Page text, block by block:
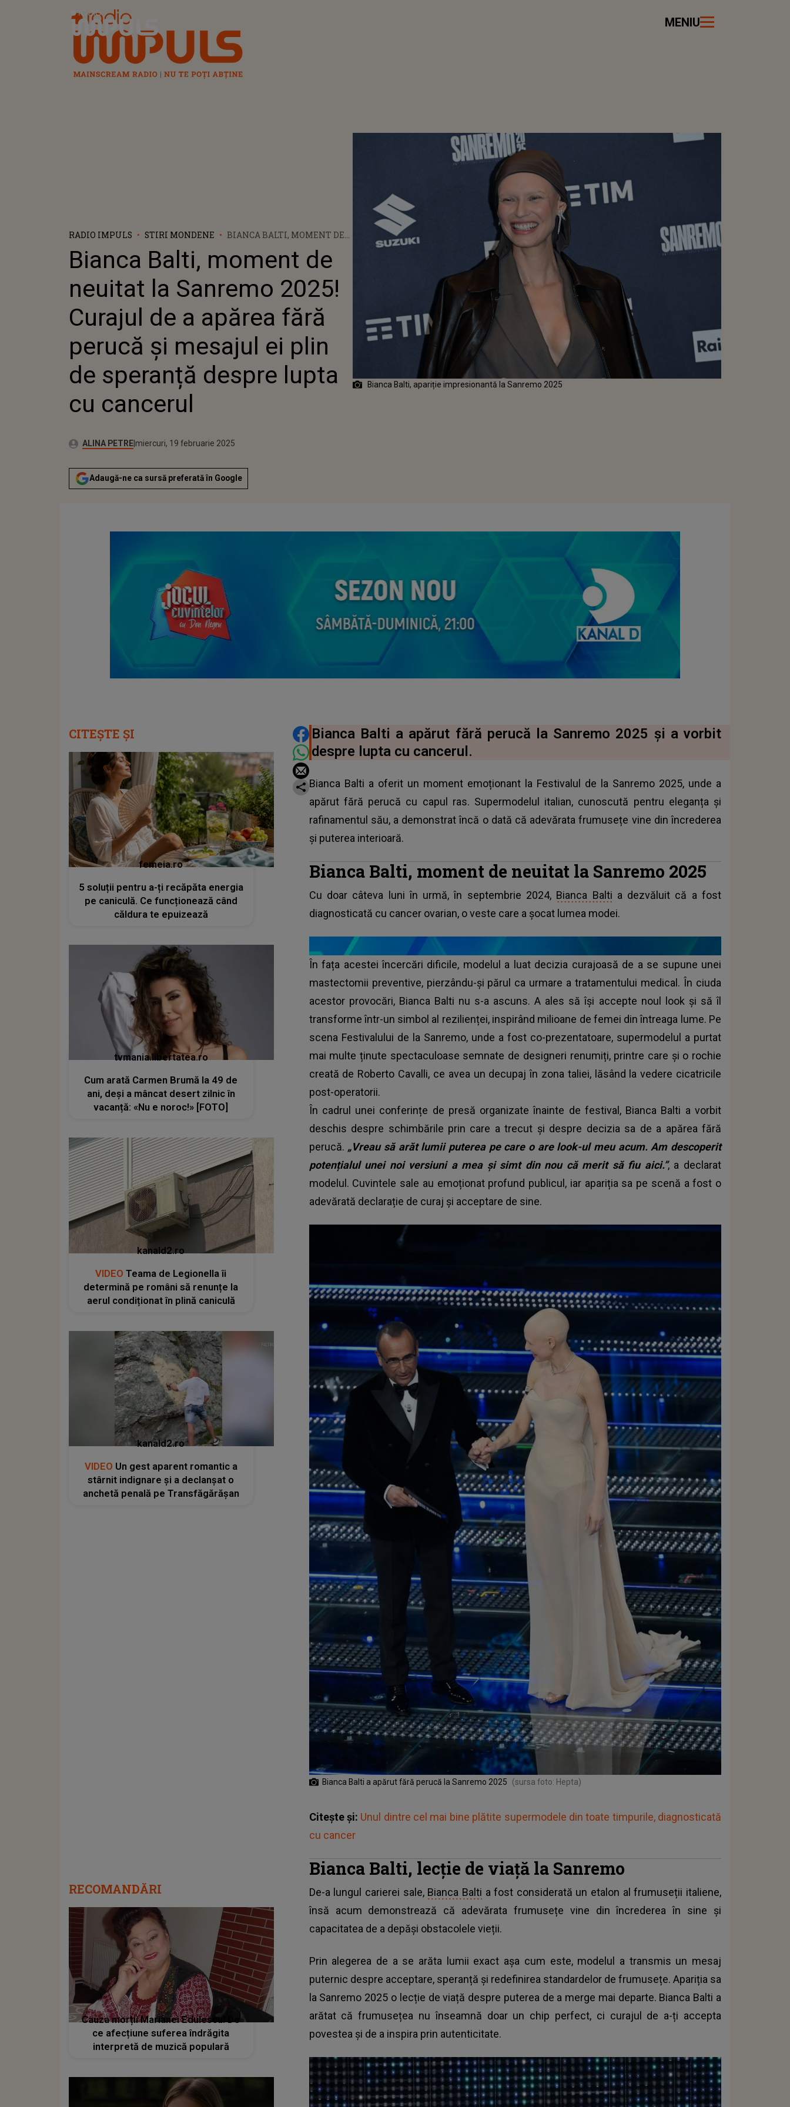
Radio Impuls MENIU
RADIO IMPULS STIRI MONDENE
BIANCA BALTI, MOMENT DE
CURAJUL DE A APĂREA FĂRĂ
PERUCĂ ȘI MESAJUL EI PLIN
DE SPERANȚĂ DESPRE LUPTA
CU CANCERUL
Bianca Balti, moment de
neuitat la Sanremo 2025!
Curajul de a apărea fără
perucă și mesajul ei plin
de speranță despre lupta
cu cancerul
Autor:ALINA PETREPublicat:
miercuri, 19 februarie 2025
Actualizat:
miercuri, 19 februarie 2025
Adaugă-ne ca sursă preferată în Google
Bianca Balti, apariție impresionantă la Sanremo 2025
DISTRIBUIE ARTICOLUL
Bianca Balti a apărut fără perucă la Sanremo 2025 și a vorbit
despre lupta cu cancerul.
Bianca Balti a oferit un moment emoționant la Festivalul de la Sanremo 2025, unde a
apărut fără perucă cu capul ras. Supermodelul italian, cunoscută pentru eleganța și
rafinamentul său, a demonstrat încă o dată că adevărata frumusețe vine din încrederea
și puterea interioară.
Bianca Balti, moment de neuitat la Sanremo 2025
Cu doar câteva luni în urmă, în septembrie 2024, Bianca Balti a dezvăluit că a fost
diagnosticată cu cancer ovarian, o veste care a șocat lumea modei.
În fața acestei încercări dificile, modelul a luat decizia curajoasă de a se supune unei
mastectomii preventive, pierzându-și părul ca urmare a tratamentului medical. În ciuda
acestor provocări, Bianca Balti nu s-a ascuns. A ales să își accepte noul look și să îl
transforme într-un simbol al rezilienței, inspirând milioane de femei din întreaga lume. Pe
scena Festivalului de la Sanremo, unde a fost co-prezentatoare, supermodelul a purtat
mai multe ținute spectaculoase semnate de designeri renumiți, printre care și o rochie
creată de Roberto Cavalli, ce avea un decupaj în zona taliei, lăsând la vedere cicatricile
post-operatorii.
În cadrul unei conferințe de presă organizate înainte de festival, Bianca Balti a vorbit
deschis despre schimbările prin care a trecut și despre decizia sa de a apărea fără
perucă. „Vreau să arăt lumii puterea pe care o are look-ul meu acum. Am descoperit
potențialul unei noi versiuni a mea și simt din nou că merit să fiu aici.”, a declarat
modelul. Cuvintele sale au emoționat profund publicul, iar apariția sa pe scenă a fost o
adevărată declarație de curaj și acceptare de sine.
Bianca Balti a apărut fără perucă la Sanremo 2025 (sursa foto: Hepta)
Citește și: Unul dintre cel mai bine plătite supermodele din toate timpurile, diagnosticată
cu cancer
Bianca Balti, lecție de viață la Sanremo
De-a lungul carierei sale, Bianca Balti a fost considerată un etalon al frumuseții italiene,
însă acum demonstrează că adevărata frumusețe vine din încrederea în sine și
capacitatea de a depăși obstacolele vieții.
Prin alegerea de a se arăta lumii exact așa cum este, modelul a transmis un mesaj
puternic despre acceptare, speranță și redefinirea standardelor de frumusețe. Apariția sa
la Sanremo 2025 o lecție de viață despre puterea de a merge mai departe. Bianca Balti a
arătat că frumusețea nu înseamnă doar un chip perfect, ci curajul de a-ți accepta
povestea și de a inspira prin autenticitate.
CITEȘTE ȘI
femeia.ro
5 soluții pentru a-ți recăpăta energia
pe caniculă. Ce funcționează când
căldura te epuizează
tvmania.libertatea.ro
Cum arată Carmen Brumă la 49 de
ani, deși a mâncat desert zilnic în
vacanță: «Nu e noroc!» [FOTO]
kanald2.ro
VIDEO Teama de Legionella îi
determină pe români să renunțe la
aerul condiționat în plină caniculă
kanald2.ro
VIDEO Un gest aparent romantic a
stârnit indignare și a declanșat o
anchetă penală pe Transfăgărășan
RECOMANDĂRI
Cauza morții Marianei Edulescu! De
ce afecțiune suferea îndrăgita
interpretă de muzică populară